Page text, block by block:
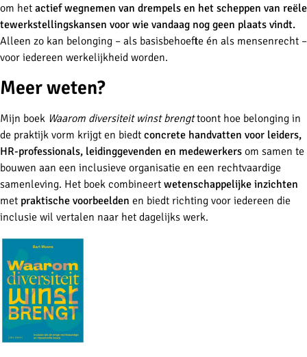
om het actief wegnemen van drempels en het scheppen van reële
tewerkstellingskansen voor wie vandaag nog geen plaats vindt.
Alleen zo kan belonging – als basisbehoefte én als mensenrecht –
voor iedereen werkelijkheid worden.
Meer weten?
Mijn boek Waarom diversiteit winst brengttoont hoe belonging in
de praktijk vorm krijgt en biedt concrete handvatten voor leiders,
HR-professionals, leidinggevenden en medewerkers om samen te
bouwen aan een inclusieve organisatie en een rechtvaardige
samenleving. Het boek combineert wetenschappelijke inzichten
met praktische voorbeelden en biedt richting voor iedereen die
inclusie wil vertalen naar het dagelijks werk.